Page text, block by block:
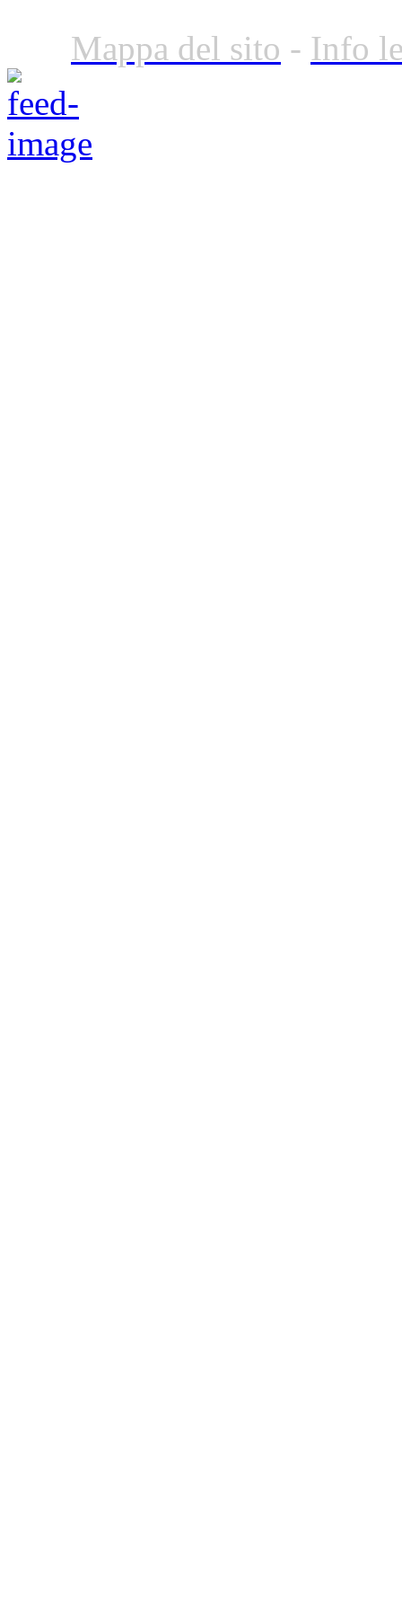
Mappa del sito - Info